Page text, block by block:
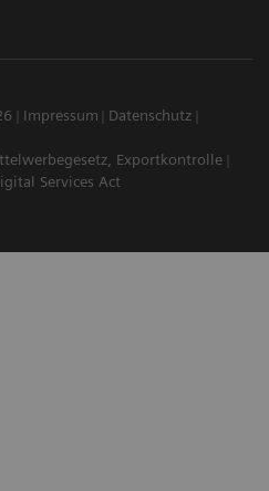
Impressum
Datenschutz
Exportkontrolle
Services Act